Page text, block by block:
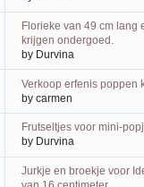
Florieke van 49 cm lang
krijgen ondergoed.
by Durvina
Verkoop erfenis poppen
by carmen
Frutseltjes voor mini-
by Durvina
Jurkje en broekje voor